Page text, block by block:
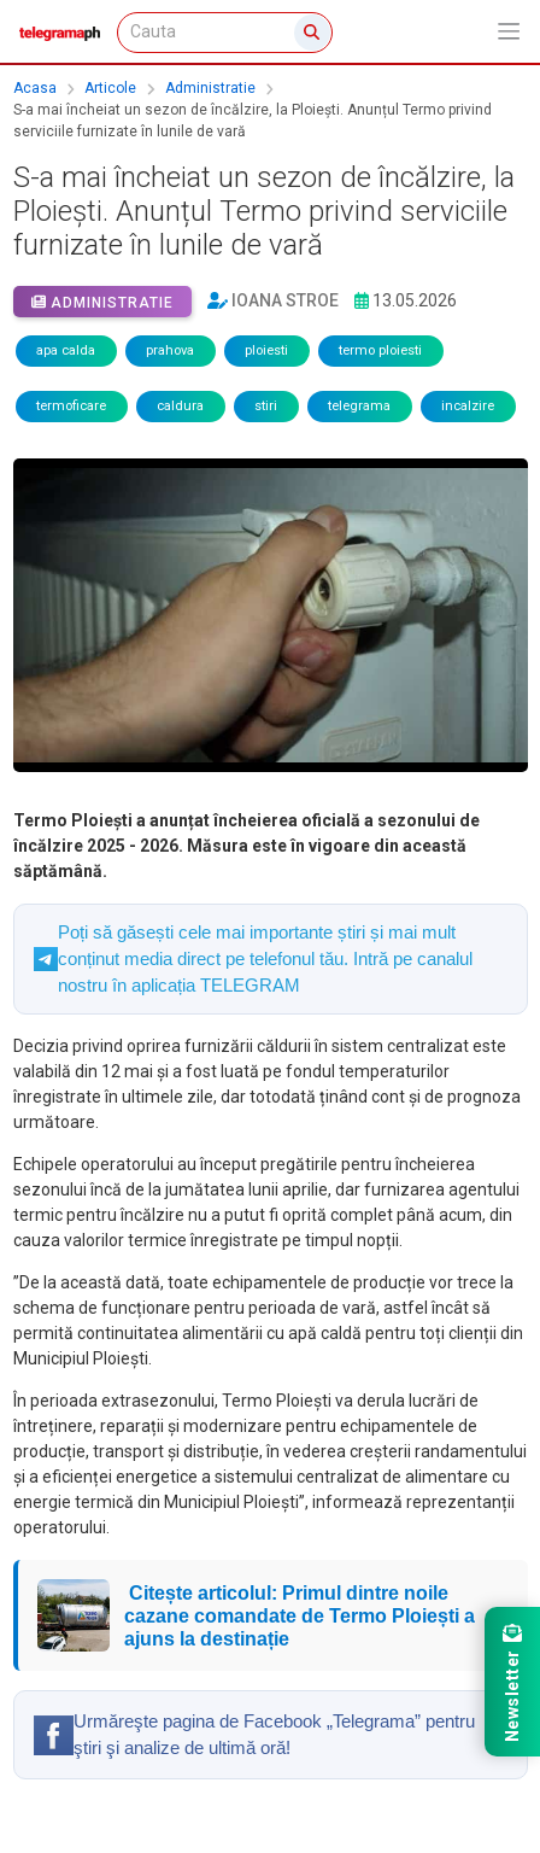
Acasa Articole
Administratie
S-a mai încheiat un sezon de încălzire, la Ploiești. Anunțul Termo privind
serviciile furnizate în lunile de vară
S-a mai încheiat un sezon de încălzire, la
Ploiești. Anunțul Termo privind serviciile
furnizate în lunile de vară
ADMINISTRATIE IOANA STROE 13.05.2026
apa calda prahova ploiesti termo ploiesti
termoficare caldura stiri telegrama incalzire
Termo Ploiești a anunțat încheierea oficială a sezonului de
încălzire 2025 - 2026. Măsura este în vigoare din această
săptămână.
Poți să găsești cele mai importante știri și mai mult
conținut media direct pe telefonul tău. Intră pe canalul
nostru în aplicația TELEGRAM
Decizia privind oprirea furnizării căldurii în sistem centralizat este
valabilă din 12 mai și a fost luată pe fondul temperaturilor
înregistrate în ultimele zile, dar totodată ținând cont și de prognoza
următoare.
Echipele operatorului au început pregătirile pentru încheierea
sezonului încă de la jumătatea lunii aprilie, dar furnizarea agentului
termic pentru încălzire nu a putut fi oprită complet până acum, din
cauza valorilor termice înregistrate pe timpul nopții.
”De la această dată, toate echipamentele de producție vor trece la
schema de funcționare pentru perioada de vară, astfel încât să
permită continuitatea alimentării cu apă caldă pentru toți clienții din
Municipiul Ploiești.
În perioada extrasezonului, Termo Ploiești va derula lucrări de
întreținere, reparații și modernizare pentru echipamentele de
producție, transport și distribuție, în vederea creșterii randamentului
și a eficienței energetice a sistemului centralizat de alimentare cu
energie termică din Municipiul Ploiești”, informează reprezentanții
operatorului.
Citește articolul: Primul dintre noile
cazane comandate de Termo Ploiești a
ajuns la destinație
Urmăreşte pagina de Facebook „Telegrama” pentru
ştiri şi analize de ultimă oră!
Newsletter